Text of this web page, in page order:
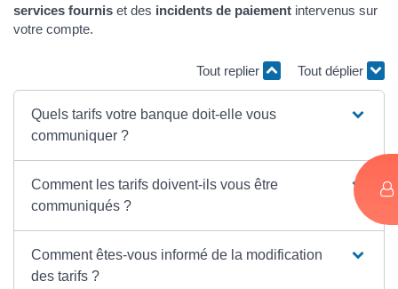
services fournis et des incidents de paiement intervenus sur
votre compte.
Tout replier Tout déplier
Quels tarifs votre banque doit-elle vous
communiquer ?
Comment les tarifs doivent-ils vous être
communiqués ?
Comment êtes-vous informé de la modification
des tarifs ?